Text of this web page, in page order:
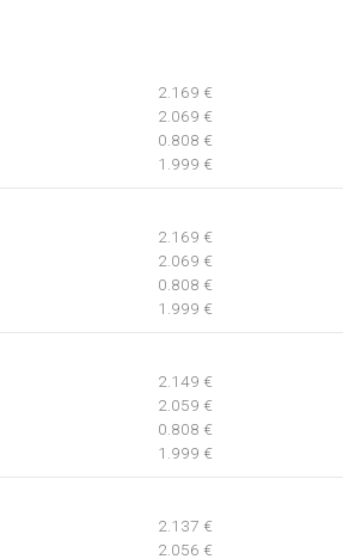
2.169 €
2.069 €
0.808 €
1.999 €
2.169 €
2.069 €
0.808 €
1.999 €
2.149 €
2.059 €
0.808 €
1.999 €
2.137 €
2.056 €